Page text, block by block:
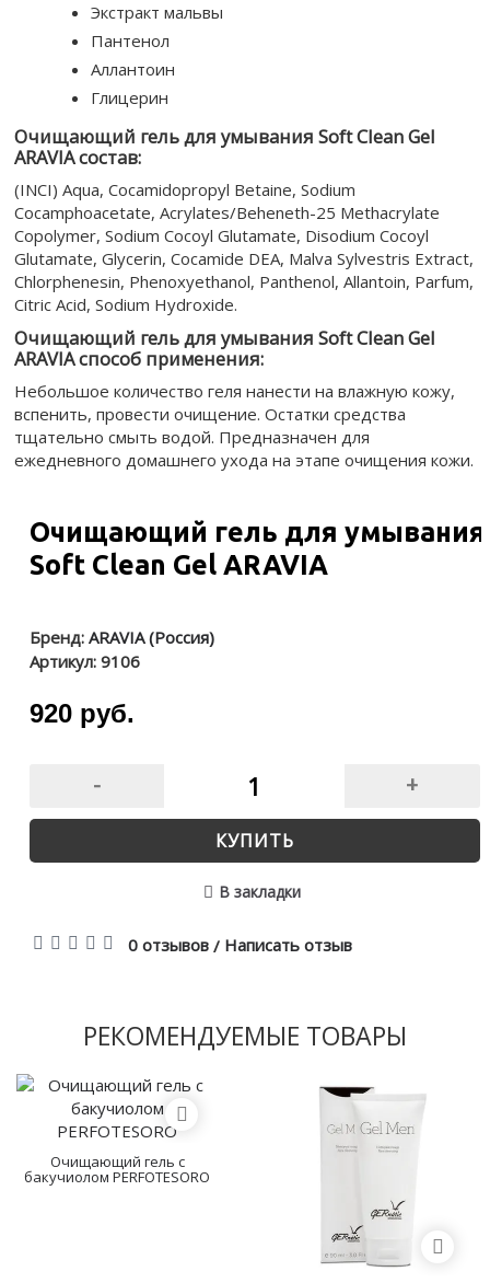
Экстракт мальвы
Пантенол
Аллантоин
Глицерин
Очищающий гель для умывания Soft Clean Gel
ARAVIA состав:
(INCI) Aqua, Cocamidopropyl Betaine, Sodium
Cocamphoacetate, Acrylates/Beheneth-25 Methacrylate
Copolymer, Sodium Cocoyl Glutamate, Disodium Cocoyl
Glutamate, Glycerin, Cocamide DEA, Malva Sylvestris Extract,
Chlorphenesin, Phenoxyethanol, Panthenol, Allantoin, Parfum,
Citric Acid, Sodium Hydroxide.
Очищающий гель для умывания Soft Clean Gel
ARAVIA способ применения:
Небольшое количество геля нанести на влажную кожу,
вспенить, провести очищение. Остатки средства
тщательно смыть водой. Предназначен для
ежедневного домашнего ухода на этапе очищения кожи.
Очищающий гель для умывания
Soft Clean Gel ARAVIA
Бренд: ARAVIA (Россия)
Артикул: 9106
920 руб.
- +
КУПИТЬ
В закладки
0 отзывов/ Написать отзыв
РЕКОМЕНДУЕМЫЕ ТОВАРЫ
Очищающий гель с
бакучиолом PERFOTESORO